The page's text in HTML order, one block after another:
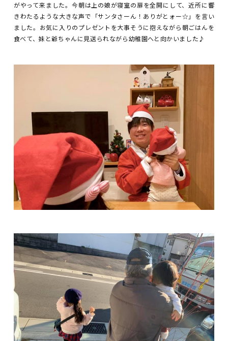
がやって来ました。今朝は上の娘が寝室の扉を全開にして、近所に響
きわたるような大きな声で「サンタさーん！ありがとォー☆」を言い
ました。お気に入りのプレゼントを大事そうに抱えながら朝ごはんを
食べて、妹と爺ちゃんに見送られながら幼稚園へと向かいました♪